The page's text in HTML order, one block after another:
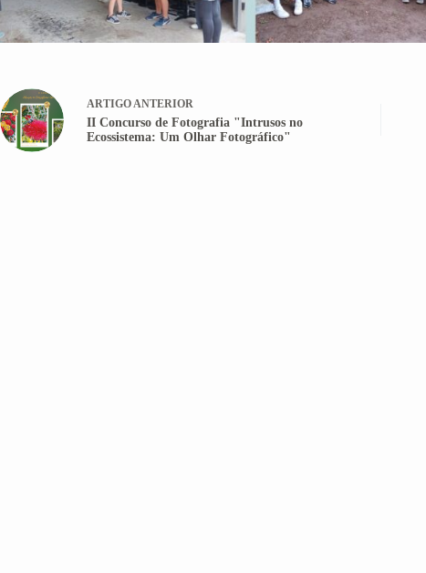
ARTIGOANTERIOR
II Concurso de Fotografia "Intrusos no
Ecossistema: Um Olhar Fotográfico"